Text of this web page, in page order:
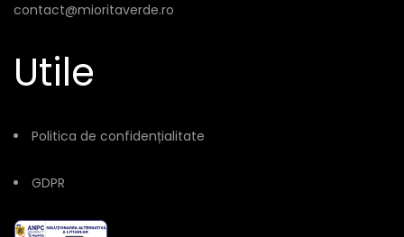
contact@mioritaverde.ro
Utile
Politica de confidențialitate
GDPR